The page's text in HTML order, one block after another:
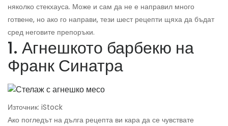
няколко стекхауса. Може и сам да не е направил много
готвене, но ако го направи, тези шест рецепти щяха да бъдат
сред неговите препоръки.
1. Агнешкото барбекю на
Франк Синатра
Източник: iStock
Ако погледът на дълга рецепта ви кара да се чувствате